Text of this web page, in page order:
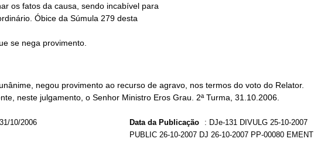
se nega provimento.
negou provimento ao recurso de agravo, nos termos do voto do Relator.
neste julgamento, o Senhor Ministro Eros Grau. 2ª Turma, 31.10.2006.
31/10/2006 Data da Publicação : DJe-131 DIVULG 25-10-2007
PUBLIC 26-10-2007 DJ 26-10-2007 PP-00080 EMENT